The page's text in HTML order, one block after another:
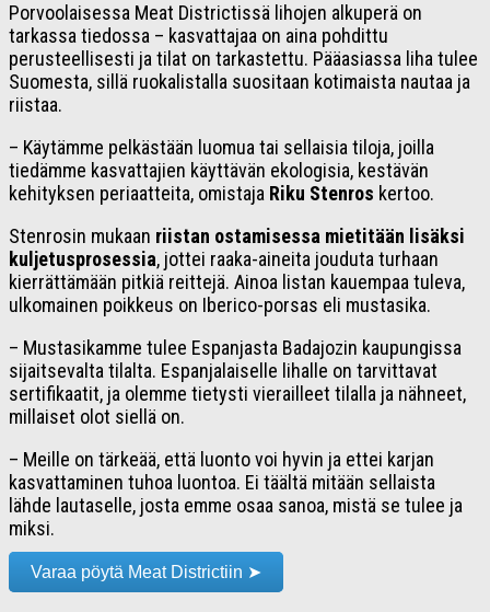
Porvoolaisessa Meat Districtissä lihojen alkuperä on
tarkassa tiedossa – kasvattajaa on aina pohdittu
perusteellisesti ja tilat on tarkastettu. Pääasiassa liha tulee
Suomesta, sillä ruokalistalla suositaan kotimaista nautaa ja
riistaa.
– Käytämme pelkästään luomua tai sellaisia tiloja, joilla
tiedämme kasvattajien käyttävän ekologisia, kestävän
kehityksen periaatteita, omistaja Riku Stenros kertoo.
Stenrosin mukaan riistan ostamisessa mietitään lisäksi
kuljetusprosessia, jottei raaka-aineita jouduta turhaan
kierrättämään pitkiä reittejä. Ainoa listan kauempaa tuleva,
ulkomainen poikkeus on Iberico-porsas eli mustasika.
– Mustasikamme tulee Espanjasta Badajozin kaupungissa
sijaitsevalta tilalta. Espanjalaiselle lihalle on tarvittavat
sertifikaatit, ja olemme tietysti vierailleet tilalla ja nähneet,
millaiset olot siellä on.
– Meille on tärkeää, että luonto voi hyvin ja ettei karjan
kasvattaminen tuhoa luontoa. Ei täältä mitään sellaista
lähde lautaselle, josta emme osaa sanoa, mistä se tulee ja
miksi.
Varaa pöytä Meat Districtiin ➤